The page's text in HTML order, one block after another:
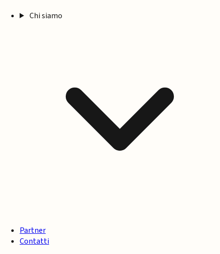
Chi siamo
Partner
Contatti